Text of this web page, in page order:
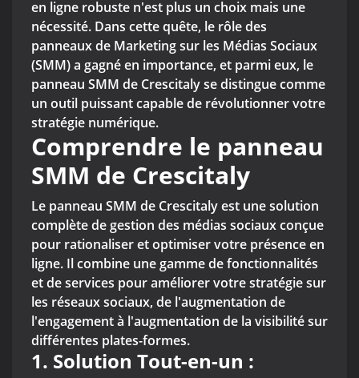
en ligne robuste n'est plus un choix mais une
nécessité. Dans cette quête, le rôle des
panneaux de Marketing sur les Médias Sociaux
(SMM) a gagné en importance, et parmi eux, le
panneau SMM de Crescitaly se distingue comme
un outil puissant capable de révolutionner votre
stratégie numérique.
Comprendre le panneau
SMM de Crescitaly
Le panneau SMM de Crescitaly est une solution
complète de gestion des médias sociaux conçue
pour rationaliser et optimiser votre présence en
ligne. Il combine une gamme de fonctionnalités
et de services pour améliorer votre stratégie sur
les réseaux sociaux, de l'augmentation de
l'engagement à l'augmentation de la visibilité sur
différentes plates-formes.
1. Solution Tout-en-un :